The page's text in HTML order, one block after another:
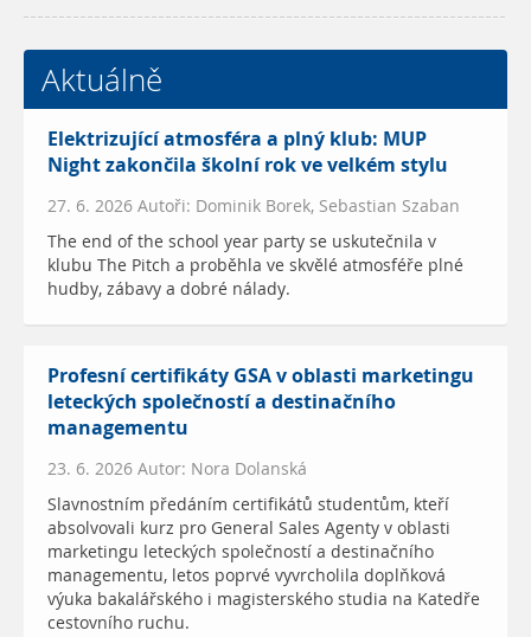
Aktuálně
Elektrizující atmosféra a plný klub: MUP
Night zakončila školní rok ve velkém stylu
27. 6. 2026 Autoři: Dominik Borek, Sebastian Szaban
The end of the school year party se uskutečnila v
klubu The Pitch a proběhla ve skvělé atmosféře plné
hudby, zábavy a dobré nálady.
Profesní certifikáty GSA v oblasti marketingu
leteckých společností a destinačního
managementu
23. 6. 2026 Autor: Nora Dolanská
Slavnostním předáním certifikátů studentům, kteří
absolvovali kurz pro General Sales Agenty v oblasti
marketingu leteckých společností a destinačního
managementu, letos poprvé vyvrcholila doplňková
výuka bakalářského i magisterského studia na Katedře
cestovního ruchu.